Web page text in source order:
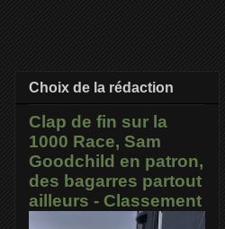
Choix de la rédaction
Clap de fin sur la
1000 Race, Sam
Goodchild en patron,
des bagarres partout
ailleurs - Classement